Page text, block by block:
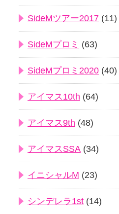
SideMツアー2017 (11)
SideMプロミ (63)
SideMプロミ2020 (40)
アイマス10th (64)
アイマス9th (48)
アイマスSSA (34)
イニシャルM (23)
シンデレラ1st (14)